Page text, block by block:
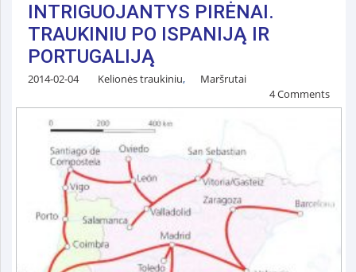
INTRIGUOJANTYS PIRĖNAI.
TRAUKINIU PO ISPANIJĄ IR
PORTUGALIJĄ
2014-02-04 Kelionės traukiniu,
Maršrutai
4 Comments